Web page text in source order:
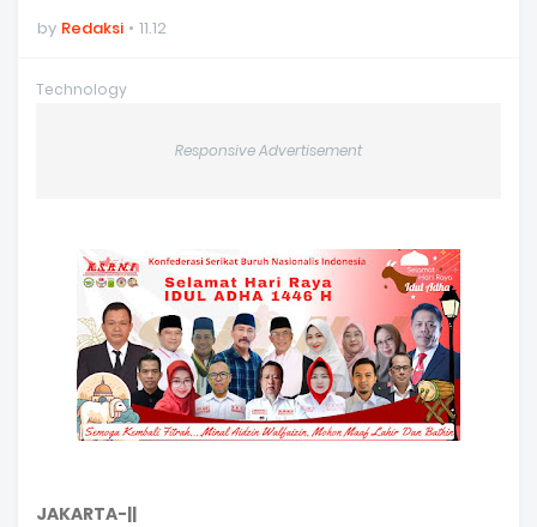
by Redaksi 11.12
Technology
Responsive Advertisement
JAKARTA-||